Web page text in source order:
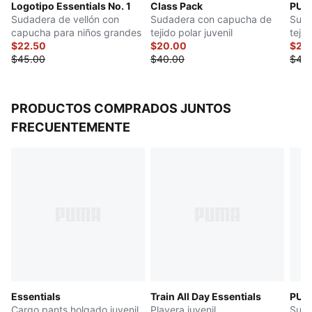
Logotipo Essentials No. 1
Sudadera de vellón con
capucha para niños grandes
$22.50
$45.00
Class Pack
Sudadera con capucha de
tejido polar juvenil
$20.00
$40.00
PRODUCTOS COMPRADOS JUNTOS
FRECUENTEMENTE
Essentials
Cargo pants holgado juvenil
Train All Day Essentials
Playera juvenil